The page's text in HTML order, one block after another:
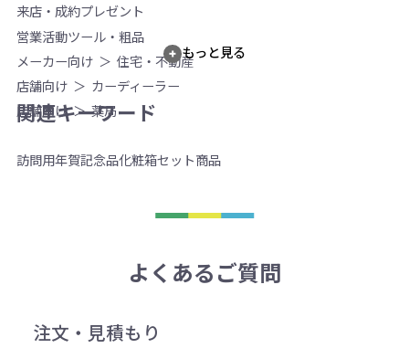
来店・成約プレゼント
営業活動ツール・粗品
メーカー向け
住宅・不動産
店舗向け
カーディーラー
店舗向け
薬局
もっと見る
関連キーワード
訪問用年賀記念品化粧箱セット商品
よくあるご質問
注文・見積もり